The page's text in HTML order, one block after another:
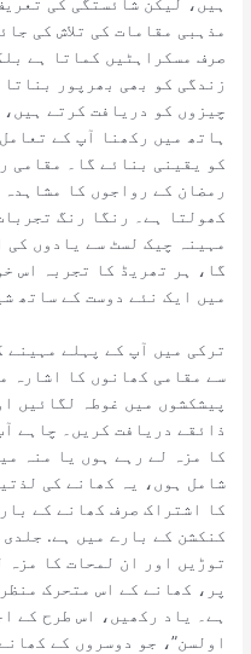
ہیں، لیکن شائستگی کی
مذہبی مقامات کی تلاش کی
صرف مسکراہٹیں کماتا ہے
زندگی کو بھی بھرپور
چیزوں کو دریافت کرتے
ہاتھ میں رکھنا آپ کے
کو یقینی بنائے گا۔ مقامی
رمضان کے رواجوں کا
کھولتا ہے۔ رنگا رنگ
مہینہ چیک لسٹ سے یادوں
گا، ہر تھریڈ کا تجربہ اس
میں ایک نئے دوست کے ساتھ
ترکی میں آپ کے پہلے مہینے
سے مقامی کھانوں کا اشارہ
پیشکشوں میں غوطہ لگائیں
ذائقے دریافت کریں۔ چاہے
کا مزہ لے رہے ہوں یا منہ
شامل ہوں، یہ کھانے کی
کا اشتراک صرف کھانے کے
کنکشن کے بارے میں ہے.
توڑیں اور ان لمحات کا
پر، کھانے کے اس متحرک
ہے۔ یاد رکھیں، اس طرح کے
اولسن”، جو دوسروں کے